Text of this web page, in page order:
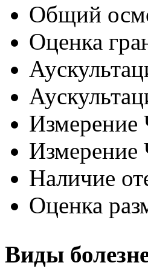
Общий
Оценка
Наличие
Оценка
Виды